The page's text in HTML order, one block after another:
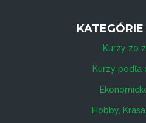
Kurzy zo
Kurzy podľa
Hobby,